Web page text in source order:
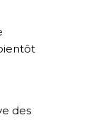
des